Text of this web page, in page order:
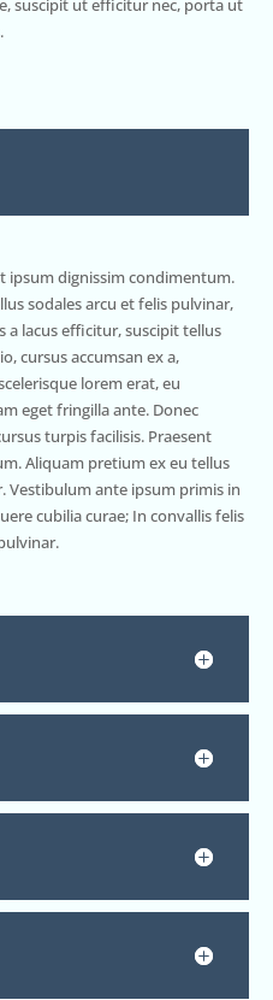
suscipit ut efficitur nec, porta ut
ipsum dignissim condimentum.
sodales arcu et felis pulvinar,
a lacus efficitur, suscipit tellus
cursus accumsan ex a,
lorem erat, eu
eget fringilla ante. Donec
turpis facilisis. Praesent
Aliquam pretium ex eu tellus
ante ipsum primis in
cubilia curae; In convallis felis